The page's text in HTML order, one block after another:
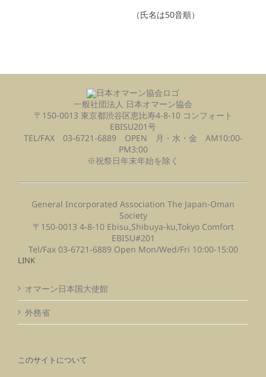
（氏名は50音順）
一般社団法人 日本オマーン協会
〒150-0013 東京都渋谷区恵比寿4-8-10 コンフォート
EBISU201号
TEL/FAX 03-6721-6889 OPEN 月・水・金 AM10:00-
PM3:00
※祝祭日年末年始を除く
General Incorporated Association The Japan-Oman
Society
〒150-0013 4-8-10 Ebisu,Shibuya-ku,Tokyo Comfort
EBISU#201
Tel/Fax 03-6721-6889 Open Mon/Wed/Fri 10:00-15:00
LINK
オマーン日本国大使館
外務省
このサイトについて